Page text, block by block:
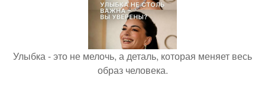
Улыбка - это не мелочь, а деталь, которая меняет весь
образ человека.